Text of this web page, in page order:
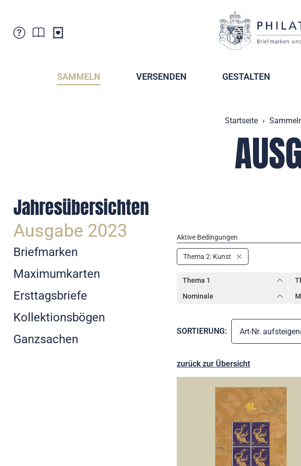
Verkaufsstellen
Abonnemente
SAMMELN VERSENDEN GESTALTEN
Startseite
Aktive Bedingungen
Thema 2: Kunst
Thema 1
Nominale
SORTIERUNG:
zurück zur Übersicht
Jahresübersichten
Ausgabe 2023
Briefmarken
Maximumkarten
Ersttagsbriefe
Kollektionsbögen
Ganzsachen